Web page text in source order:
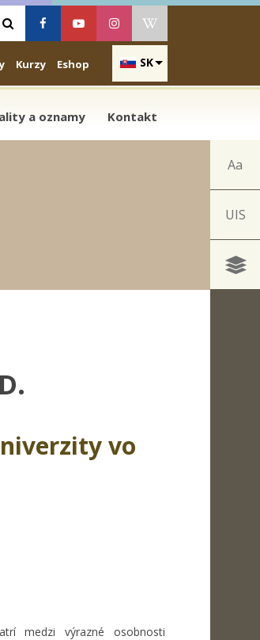
Vyhľadávanie
FacebookYoutubeInstagramWikipedia
SK
Kurzy Eshop
a oznamy Kontakt
Aa
UIS
vo
medzi výrazné osobnosti